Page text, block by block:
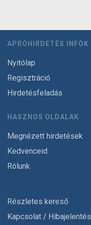
APRÓHIRDETÉS INFÓK
Nyitólap
Regisztráció
Hirdetésfeladás
HASZNOS OLDALAK
Megnézett hirdetések
Kedvenceid
Rólunk
Részletes kereső
Kapcsolat / Hibajelentés